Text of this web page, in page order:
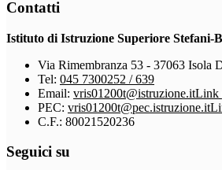
Contatti
Istituto di Istruzione Superiore Stefani-
Via Rimembranza 53 - 37063 Isola
Tel: 045 7300252 / 639
Email: vris01200t@istruzione.itLink
PEC: vris01200t@pec.istruzione.it
C.F.: 80021520236
Seguici su